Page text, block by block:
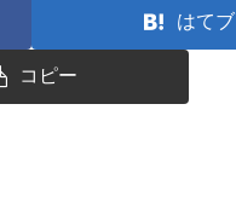
はてブ
コピー